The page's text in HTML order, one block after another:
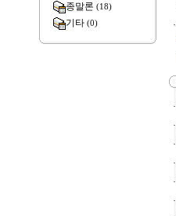
종말론 (18)
기타 (0)